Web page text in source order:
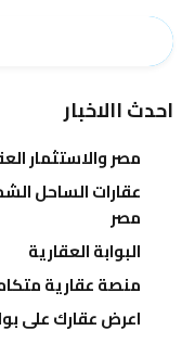
احدث االاخبار
مصر والاستثمار
عقارات الساحل
مصر
البوابة العقارية
منصة عقارية
اعرض عقارك على